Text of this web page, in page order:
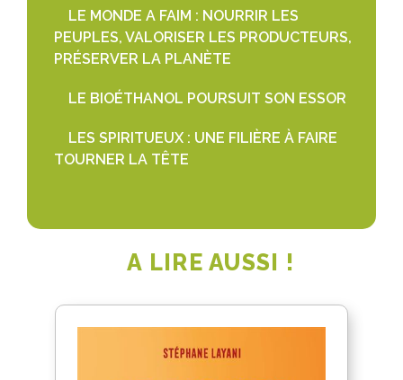
LE MONDE A FAIM : NOURRIR LES
PEUPLES, VALORISER LES PRODUCTEURS,
PRÉSERVER LA PLANÈTE
LE BIOÉTHANOL POURSUIT SON ESSOR
LES SPIRITUEUX : UNE FILIÈRE À FAIRE
TOURNER LA TÊTE
A LIRE AUSSI !